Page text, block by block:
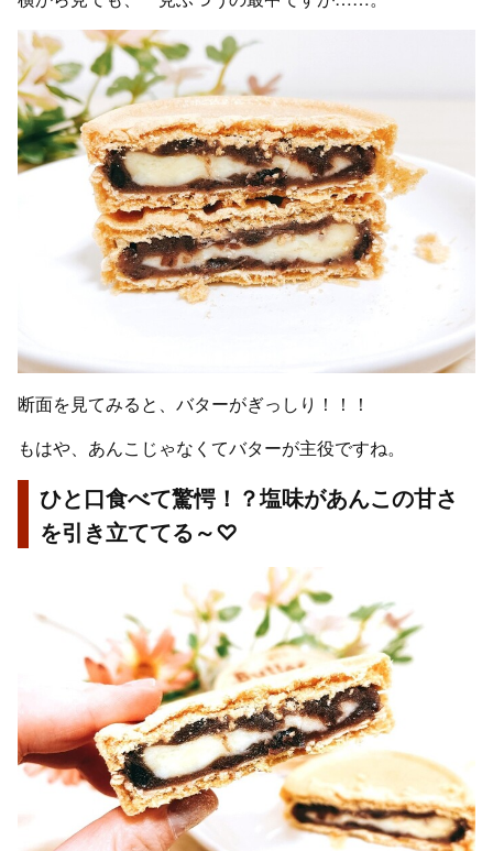
断面を見てみると、バターがぎっしり！！！
もはや、あんこじゃなくてバターが主役ですね。
ひと口食べて驚愕！？塩味があんこの甘さ
を引き立ててる～♡